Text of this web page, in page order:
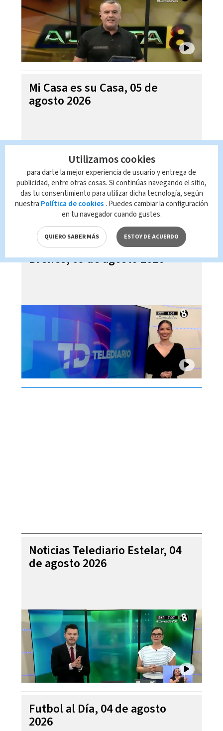
Mi Casa es su Casa, 05 de
agosto 2026
Telediario En Directo con Paula
Brenes, 05 de agosto 2026
Noticias Telediario Estelar, 04
de agosto 2026
Futbol al Día, 04 de agosto
2026
Utilizamos cookies
para darte la mejor experiencia de usuario y entrega de
publicidad, entre otras cosas. Si continúas navegando el sitio,
das tu consentimiento para utilizar dicha tecnología, según
nuestra Política de cookies . Puedes cambiar la configuración
en tu navegador cuando gustes.
QUIERO SABER MÁS ESTOY DE ACUERDO